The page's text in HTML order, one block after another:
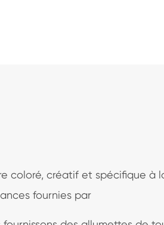
coloré, créatif et spécifique à
fournies par